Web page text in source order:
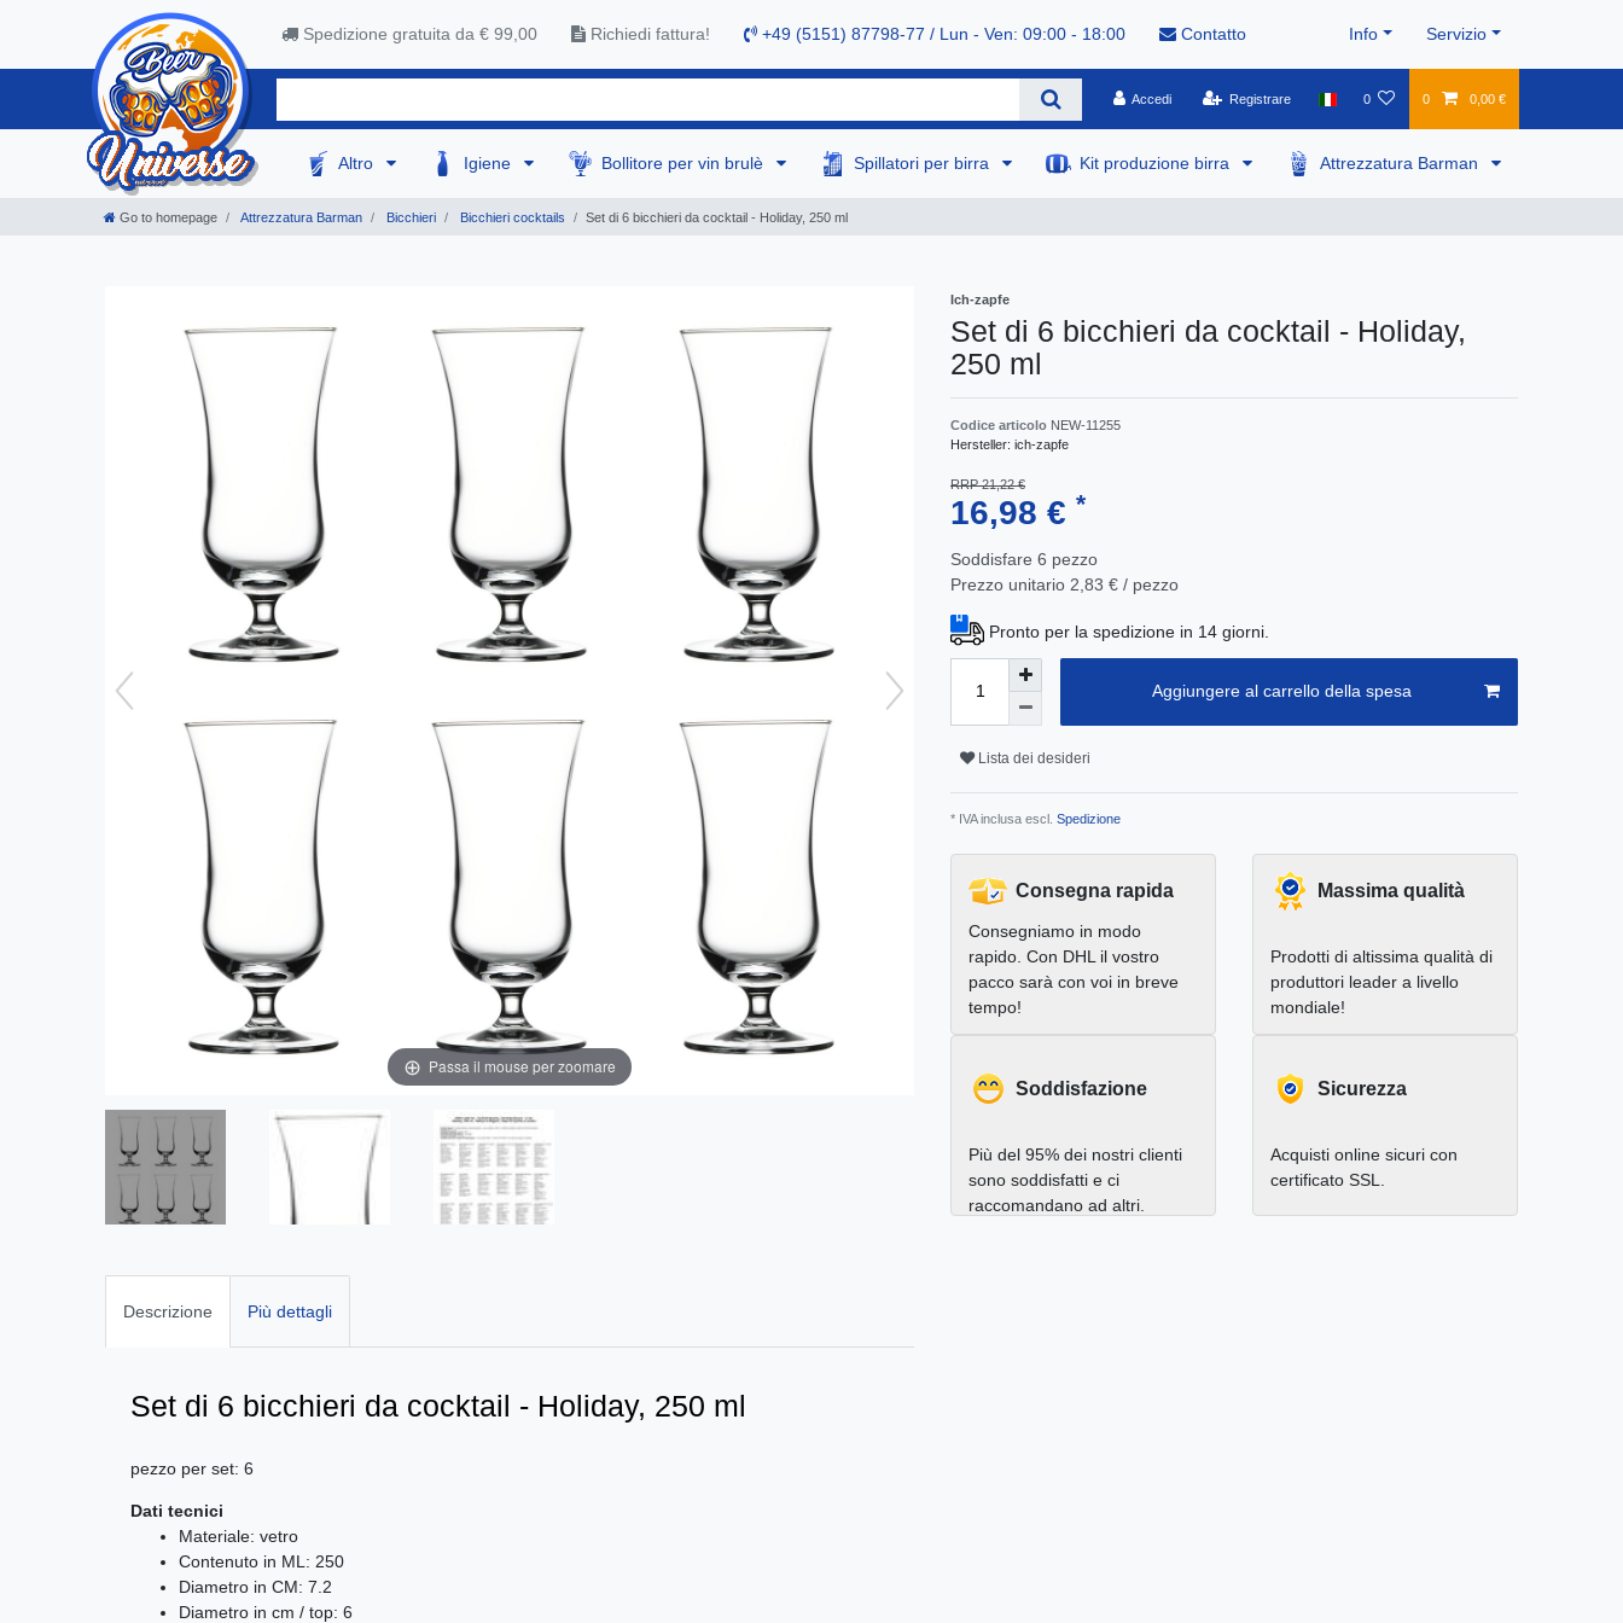
Spedizione gratuita da € 99,00 Richiedi fattura! +49 (5151) 87798-77 / Lun - Ven: 09:00 - 18:00 Contatto Info Servizio
Accedi Registrare 0 0 0,00 €
Altro Igiene Bollitore per vin brulè Spillatori per birra Kit produzione birra Attrezzatura Barman
Go to homepage Attrezzatura Barman Bicchieri Bicchieri cocktails Set di 6 bicchieri da cocktail - Holiday, 250 ml
Passa il mouse per zoomare
Descrizione Più dettagli
Set di 6 bicchieri da cocktail - Holiday, 250 ml
pezzo per set: 6
Dati tecnici
Materiale: vetro
Contenuto in ML: 250
Diametro in CM: 7.2
Diametro in cm / top: 6
Ich-zapfe
Set di 6 bicchieri da cocktail - Holiday,
250 ml
Codice articolo NEW-11255
Hersteller: ich-zapfe
RRP 21,22 €
16,98 € *
Soddisfare 6 pezzo
Prezzo unitario 2,83 € / pezzo
Pronto per la spedizione in 14 giorni.
Aggiungere al carrello della spesa
Lista dei desideri
* IVA inclusa escl. Spedizione
Consegna rapida
Consegniamo in modo
rapido. Con DHL il vostro
pacco sarà con voi in breve
tempo!
Massima qualità
Prodotti di altissima qualità di
produttori leader a livello
mondiale!
Soddisfazione
Più del 95% dei nostri clienti
sono soddisfatti e ci
raccomandano ad altri.
Sicurezza
Acquisti online sicuri con
certificato SSL.